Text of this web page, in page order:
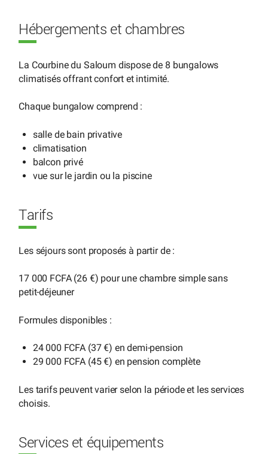
Hébergements et chambres
La Courbine du Saloum dispose de 8 bungalows
climatisés offrant confort et intimité.
Chaque bungalow comprend :
salle de bain privative
climatisation
balcon privé
vue sur le jardin ou la piscine
Tarifs
Les séjours sont proposés à partir de :
17 000 FCFA (26 €) pour une chambre simple sans
petit-déjeuner
Formules disponibles :
24 000 FCFA (37 €) en demi-pension
29 000 FCFA (45 €) en pension complète
Les tarifs peuvent varier selon la période et les services
choisis.
Services et équipements